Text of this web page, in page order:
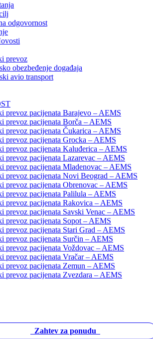
odgovornost
prevoz
obezbeđenje događaja
avio transport
prevoz pacijenata Barajevo – AEMS
prevoz pacijenata Borča – AEMS
prevoz pacijenata Čukarica – AEMS
prevoz pacijenata Grocka – AEMS
prevoz pacijenata Kaluđerica – AEMS
prevoz pacijenata Lazarevac – AEMS
prevoz pacijenata Mladenovac – AEMS
prevoz pacijenata Novi Beograd – AEMS
prevoz pacijenata Obrenovac – AEMS
prevoz pacijenata Palilula – AEMS
prevoz pacijenata Rakovica – AEMS
prevoz pacijenata Savski Venac – AEMS
prevoz pacijenata Sopot – AEMS
prevoz pacijenata Stari Grad – AEMS
prevoz pacijenata Surčin – AEMS
prevoz pacijenata Voždovac – AEMS
prevoz pacijenata Vračar – AEMS
prevoz pacijenata Zemun – AEMS
prevoz pacijenata Zvezdara – AEMS
Zahtev za ponudu